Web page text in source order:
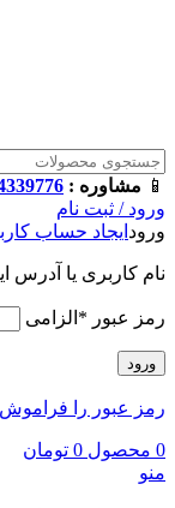
📱 مشاوره :
ورود / ثبت نام
ورود ایجاد حساب
نام کاربری یا آدرس
رمز عبور * الزامی
ورود
رمز عبور را فراموش
0 محصول 0 تومان
منو